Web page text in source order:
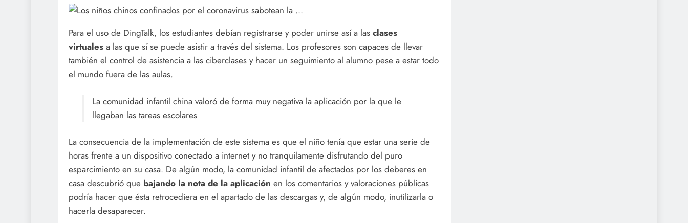
Para el uso de DingTalk, los estudiantes debían registrarse y poder unirse así a las clases
virtuales a las que sí se puede asistir a través del sistema. Los profesores son capaces de llevar
también el control de asistencia a las ciberclases y hacer un seguimiento al alumno pese a estar todo
el mundo fuera de las aulas.
La comunidad infantil china valoró de forma muy negativa la aplicación por la que le
llegaban las tareas escolares
La consecuencia de la implementación de este sistema es que el niño tenía que estar una serie de
horas frente a un dispositivo conectado a internet y no tranquilamente disfrutando del puro
esparcimiento en su casa. De algún modo, la comunidad infantil de afectados por los deberes en
casa descubrió que bajando la nota de la aplicación en los comentarios y valoraciones públicas
podría hacer que ésta retrocediera en el apartado de las descargas y, de algún modo, inutilizarla o
hacerla desaparecer.